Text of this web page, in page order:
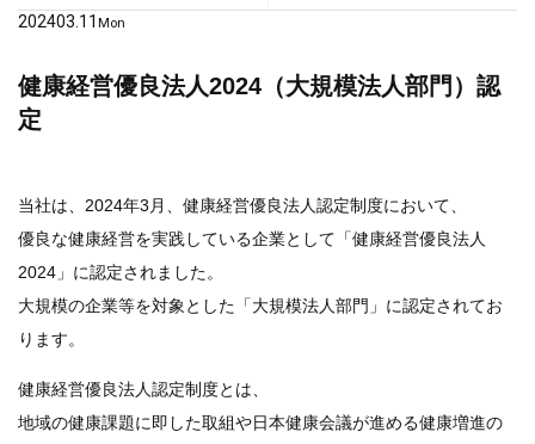
202403.11 Mon
健康経営優良法人2024（大規模法人部門）認
定
当社は、2024年3月、健康経営優良法人認定制度において、
優良な健康経営を実践している企業として「健康経営優良法人
2024」に認定されました。
大規模の企業等を対象とした「大規模法人部門」に認定されてお
ります。
健康経営優良法人認定制度とは、
地域の健康課題に即した取組や日本健康会議が進める健康増進の